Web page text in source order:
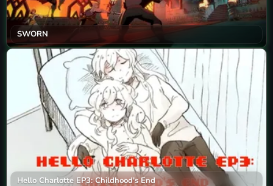
SWORN
Hello Charlotte EP3: Childhood's End